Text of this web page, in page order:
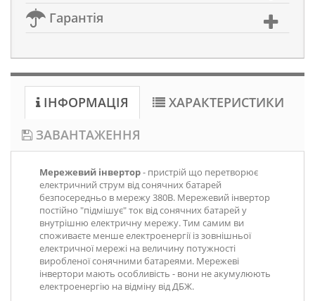
Гарантія
ІНФОРМАЦІЯ
ХАРАКТЕРИСТИКИ
ЗАВАНТАЖЕННЯ
Мережевий інвертор- пристрій що перетворює
електричний струм від сонячних батарей
безпосередньо в мережу 380В. Мережевий інвертор
постійно "підмішує" ток від сонячних батарей у
внутрішню електричну мережу. Тим самим ви
споживаєте менше електроенергії із зовнішньої
електричної мережі на величину потужності
виробленої сонячними батареями. Мережеві
інвертори мають особливість - вони не акумулюють
електроенергію на відміну від ДБЖ.